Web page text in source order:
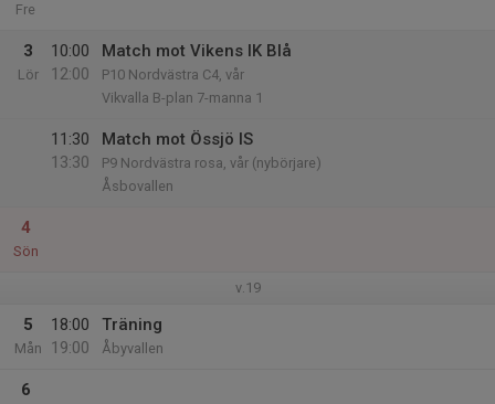
Fre
3
Lör
10:00
12:00
Match mot Vikens IK Blå
P10 Nordvästra C4, vår
Vikvalla B-plan 7-manna 1
11:30
13:30
Match mot Össjö IS
P9 Nordvästra rosa, vår (nybörjare)
Åsbovallen
4
Sön
v.19
5
Mån
18:00
19:00
Träning
Åbyvallen
6